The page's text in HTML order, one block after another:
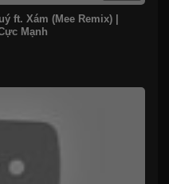
ft. Xám (Mee Remix) |
Mạnh